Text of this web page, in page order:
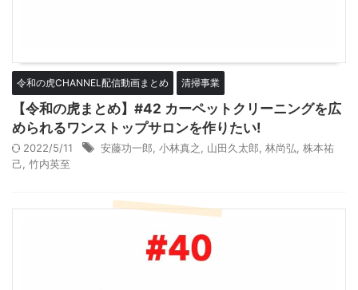
令和の虎CHANNEL配信動画まとめ 清掃事業
【令和の虎まとめ】#42 カーペットクリーニングを広
められるワンストップサロンを作りたい!
2022/5/11 安藤功一郎, 小林真之, 山田久太郎, 林尚弘, 株本祐
己, 竹内英至